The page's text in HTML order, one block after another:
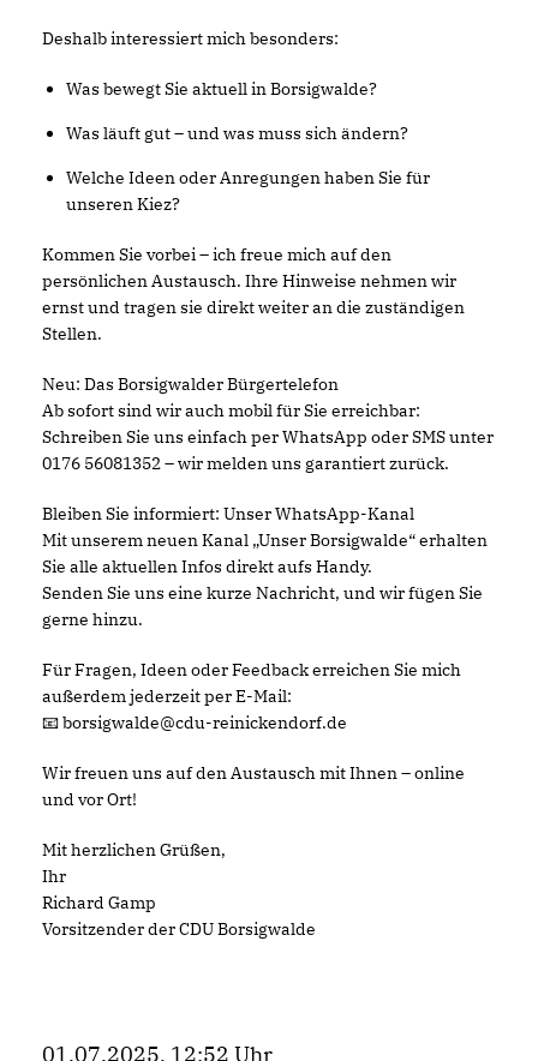
Deshalb interessiert mich besonders:
Was bewegt Sie aktuell in Borsigwalde?
Was läuft gut – und was muss sich ändern?
Welche Ideen oder Anregungen haben Sie für
unseren Kiez?
Kommen Sie vorbei – ich freue mich auf den
persönlichen Austausch. Ihre Hinweise nehmen wir
ernst und tragen sie direkt weiter an die zuständigen
Stellen.
Neu: Das Borsigwalder Bürgertelefon
Ab sofort sind wir auch mobil für Sie erreichbar:
Schreiben Sie uns einfach per WhatsApp oder SMS unter
0176 56081352 – wir melden uns garantiert zurück.
Bleiben Sie informiert: Unser WhatsApp-Kanal
Mit unserem neuen Kanal „Unser Borsigwalde“ erhalten
Sie alle aktuellen Infos direkt aufs Handy.
Senden Sie uns eine kurze Nachricht, und wir fügen Sie
gerne hinzu.
Für Fragen, Ideen oder Feedback erreichen Sie mich
außerdem jederzeit per E-Mail:
📧 borsigwalde@cdu-reinickendorf.de
Wir freuen uns auf den Austausch mit Ihnen – online
und vor Ort!
Mit herzlichen Grüßen,
Ihr
Richard Gamp
Vorsitzender der CDU Borsigwalde
01.07.2025, 12:52 Uhr